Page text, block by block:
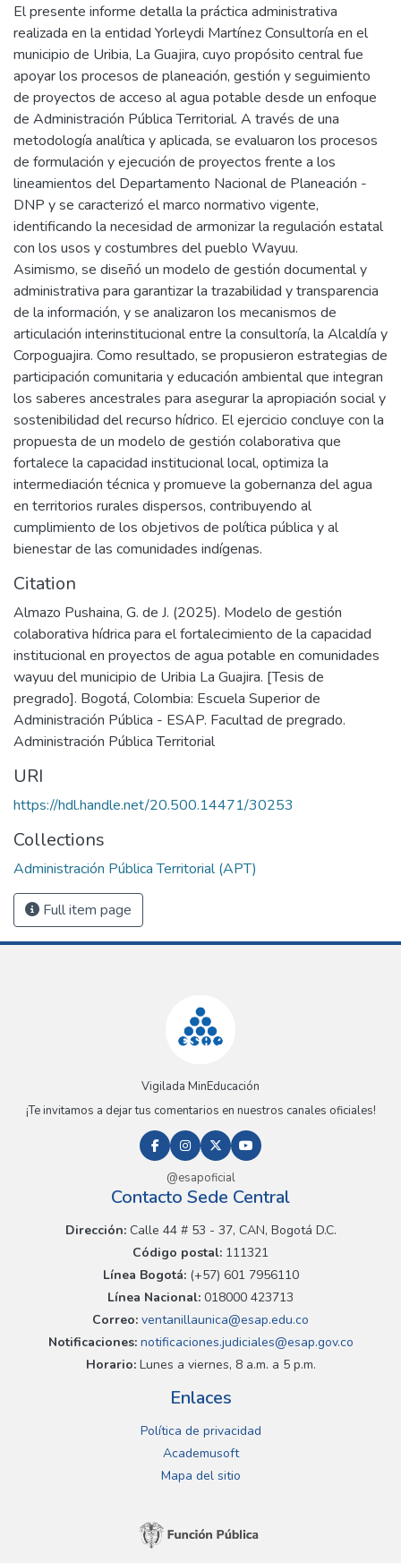
El presente informe detalla la práctica administrativa
realizada en la entidad Yorleydi Martínez Consultoría en el
municipio de Uribia, La Guajira, cuyo propósito central fue
apoyar los procesos de planeación, gestión y seguimiento
de proyectos de acceso al agua potable desde un enfoque
de Administración Pública Territorial. A través de una
metodología analítica y aplicada, se evaluaron los procesos
de formulación y ejecución de proyectos frente a los
lineamientos del Departamento Nacional de Planeación -
DNP y se caracterizó el marco normativo vigente,
identificando la necesidad de armonizar la regulación estatal
con los usos y costumbres del pueblo Wayuu.
Asimismo, se diseñó un modelo de gestión documental y
administrativa para garantizar la trazabilidad y transparencia
de la información, y se analizaron los mecanismos de
articulación interinstitucional entre la consultoría, la Alcaldía y
Corpoguajira. Como resultado, se propusieron estrategias de
participación comunitaria y educación ambiental que integran
los saberes ancestrales para asegurar la apropiación social y
sostenibilidad del recurso hídrico. El ejercicio concluye con la
propuesta de un modelo de gestión colaborativa que
fortalece la capacidad institucional local, optimiza la
intermediación técnica y promueve la gobernanza del agua
en territorios rurales dispersos, contribuyendo al
cumplimiento de los objetivos de política pública y al
bienestar de las comunidades indígenas.
Citation
Almazo Pushaina, G. de J. (2025). Modelo de gestión
colaborativa hídrica para el fortalecimiento de la capacidad
institucional en proyectos de agua potable en comunidades
wayuu del municipio de Uribia La Guajira. [Tesis de
pregrado]. Bogotá, Colombia: Escuela Superior de
Administración Pública - ESAP. Facultad de pregrado.
Administración Pública Territorial
URI
https://hdl.handle.net/20.500.14471/30253
Collections
Administración Pública Territorial (APT)
Full item page
Vigilada MinEducación
¡Te invitamos a dejar tus comentarios en nuestros canales oficiales!
@esapoficial
Contacto Sede Central
Dirección:Calle 44 # 53 - 37, CAN, Bogotá D.C.
Código postal: 111321
Línea Bogotá:(+57) 601 7956110
Línea Nacional: 018000 423713
Correo: ventanillaunica@esap.edu.co
Notificaciones:notificaciones.judiciales@esap.gov.co
Horario:Lunes a viernes, 8 a.m. a 5 p.m.
Enlaces
Política de privacidad
Academusoft
Mapa del sitio